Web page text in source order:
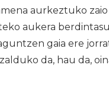
aurkeztuko
aukera
gaia ere
da, hau da,